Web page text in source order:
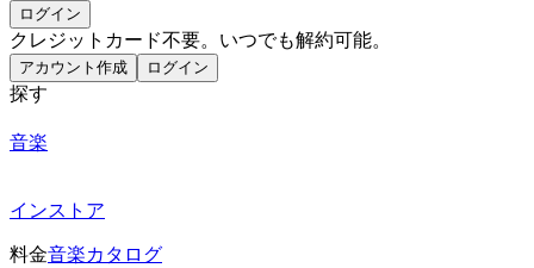
ログイン
クレジットカード不要。いつでも解約可能。
アカウント作成 ログイン
探す
音楽
インストア
料金音楽カタログ